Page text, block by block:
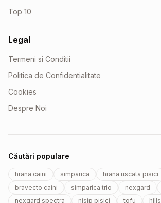
Top 10
Legal
Termeni si Conditii
Politica de Confidentialitate
Cookies
Despre Noi
Căutări populare
hrana caini simparica hrana uscata pisici
bravecto caini
simparica trio nexgard
nexgard spectra
nisip pisici tofu hills